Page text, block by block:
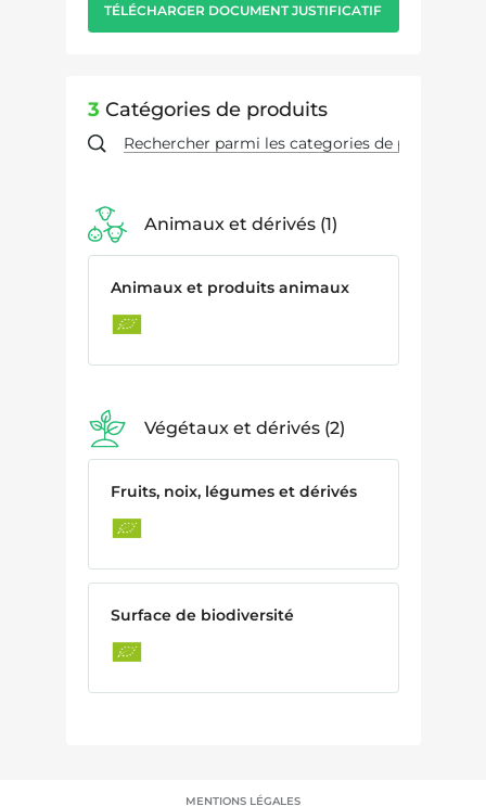
TÉLÉCHARGER DOCUMENT JUSTIFICATIF
3 Catégories de produits
Animaux et dérivés 1
Animaux et produits animaux
Végétaux et dérivés 2
Fruits, noix, légumes et dérivés
Surface de biodiversité
MENTIONS LÉGALES